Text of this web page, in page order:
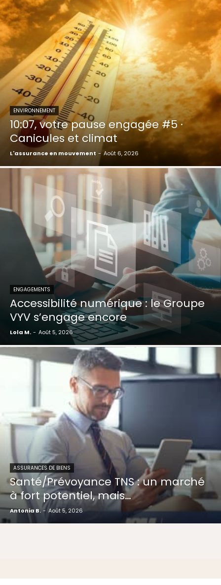
ENVIRONNEMENT
10:07, votre pause engagée #5 ·
Canicules et climat
L'assurance en mouvement - Août 6, 2026
ENGAGEMENTS
Accessibilité numérique : le Groupe
VYV s’engage encore
Lola M. - Août 5, 2026
ASSURANCES DE BIENS
Santé/Prévoyance TNS : un marché
à fort potentiel, mais…
Antonia B. - Août 5, 2026